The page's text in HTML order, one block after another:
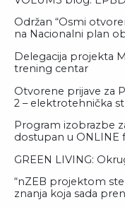
Održan “Osmi
na Nacionalni plan
Delegacija projekta
trening centar
Otvorene prijave za
2 – elektrotehnička
Program izobrazbe
dostupan u ONLINE
GREEN LIVING:
“nZEB projektom
znanja koja sada